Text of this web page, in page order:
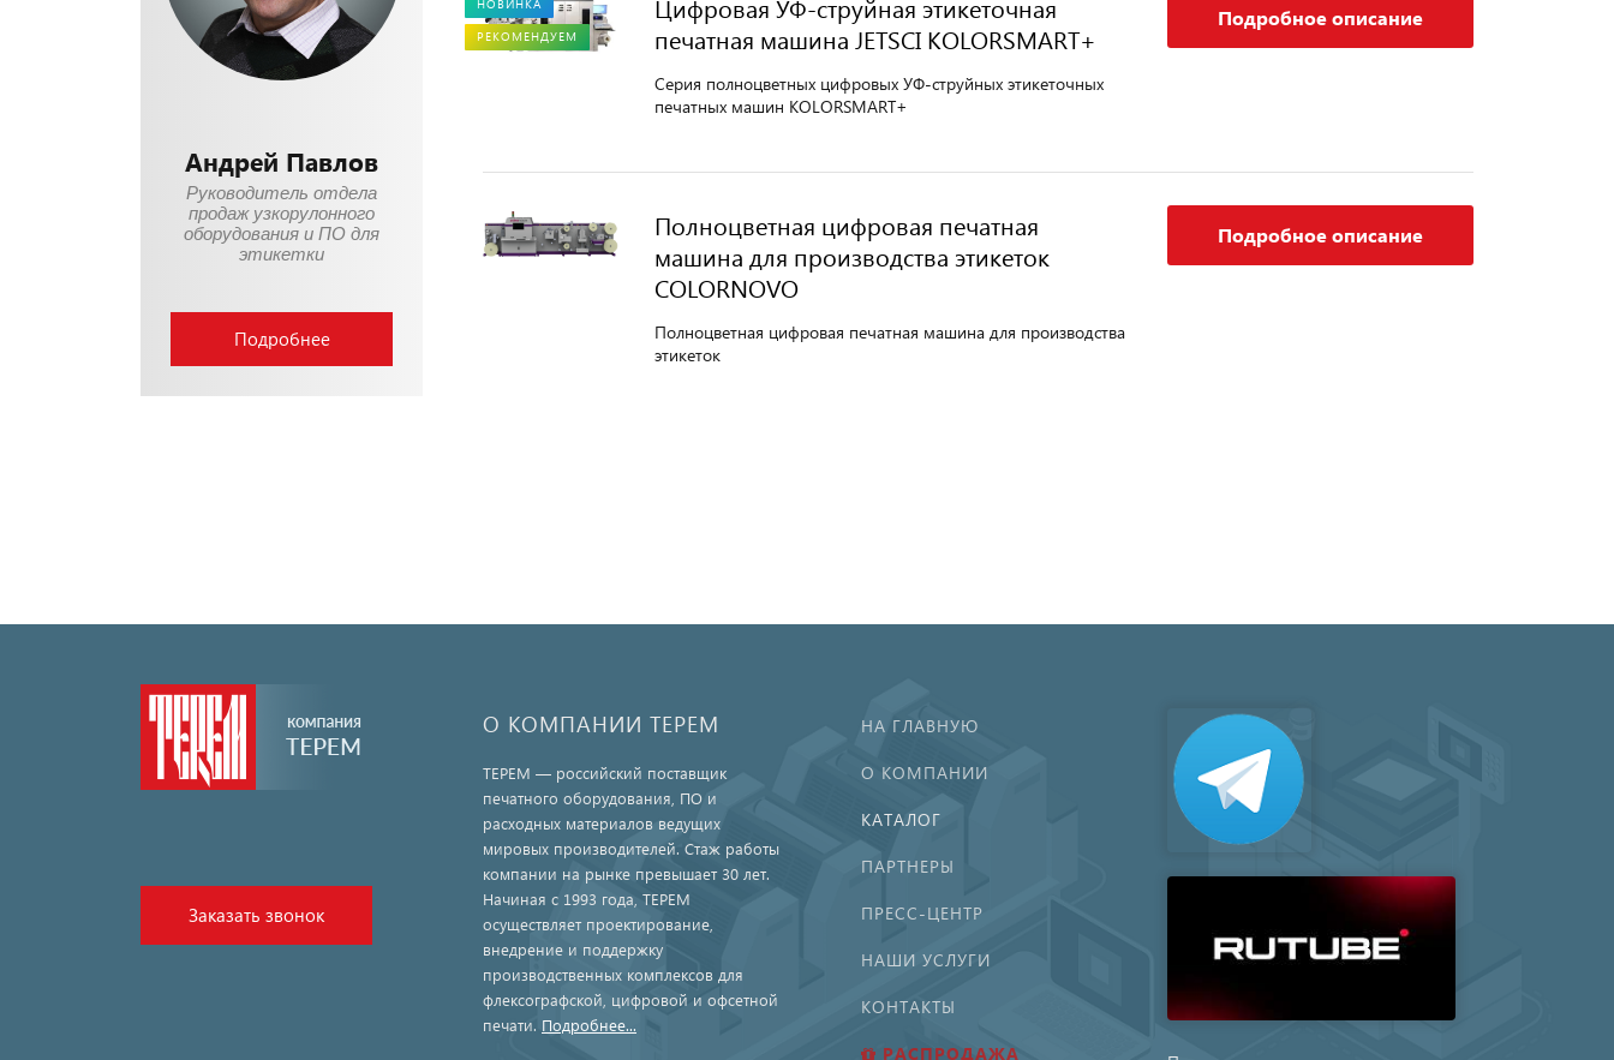
Андрей Павлов
Руководитель отдела
продаж узкорулонного
оборудования и ПО для
этикетки
Подробнее
НОВИНКА
РЕКОМЕНДУЕМ
Цифровая УФ-струйная этикеточная
печатная машина JETSCI KOLORSMART+
Cерия полноцветных цифровых УФ-струйных этикеточных
печатных машин KOLORSMART+
Подробное описание
Полноцветная цифровая печатная
машина для производства этикеток
COLORNOVO
Полноцветная цифровая печатная машина для производства
этикеток
Подробное описание
Заказать звонок
О КОМПАНИИ ТЕРЕМ
ТЕРЕМ — российский поставщик
печатного оборудования, ПО и
расходных материалов ведущих
мировых производителей. Стаж работы
компании на рынке превышает 30 лет.
Начиная с 1993 года, ТЕРЕМ
осуществляет проектирование,
внедрение и поддержку
производственных комплексов для
флексографской, цифровой и офсетной
печати. Подробнее...
НА ГЛАВНУЮ
О КОМПАНИИ
КАТАЛОГ
ПАРТНЕРЫ
ПРЕСС-ЦЕНТР
НАШИ УСЛУГИ
КОНТАКТЫ
РАСПРОДАЖА